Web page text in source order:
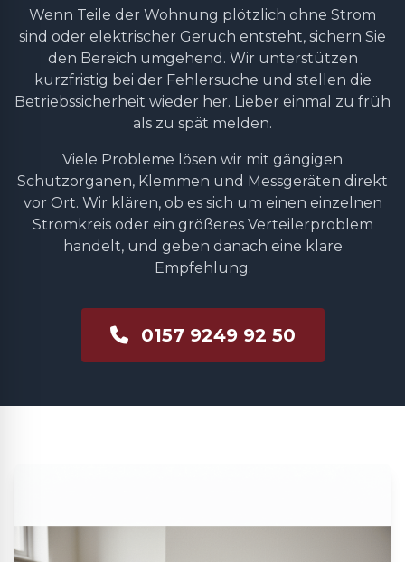
Wenn Teile der Wohnung plötzlich ohne Strom
sind oder elektrischer Geruch entsteht, sichern Sie
den Bereich umgehend. Wir unterstützen
kurzfristig bei der Fehlersuche und stellen die
Betriebssicherheit wieder her. Lieber einmal zu früh
als zu spät melden.
Viele Probleme lösen wir mit gängigen
Schutzorganen, Klemmen und Messgeräten direkt
vor Ort. Wir klären, ob es sich um einen einzelnen
Stromkreis oder ein größeres Verteilerproblem
handelt, und geben danach eine klare
Empfehlung.
0157 9249 92 50